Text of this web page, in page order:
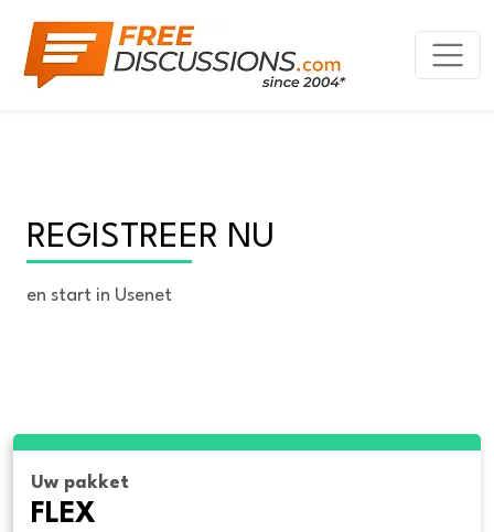
REGISTREER NU
en start in Usenet
Uw pakket
FLEX